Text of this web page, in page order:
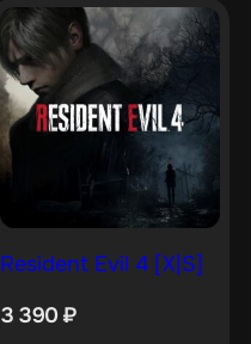
Resident Evil 4 [X|S]
3 390₽